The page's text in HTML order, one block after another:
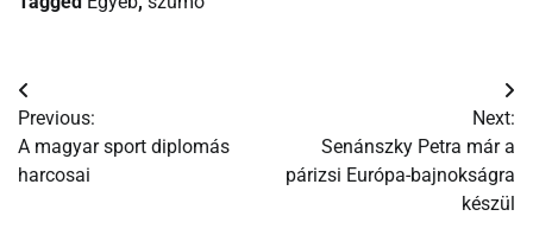
Bejegyzés
navigáció
Previous:
A magyar sport diplomás
harcosai
Next:
Senánszky Petra már a
párizsi Európa-bajnokságra
készül